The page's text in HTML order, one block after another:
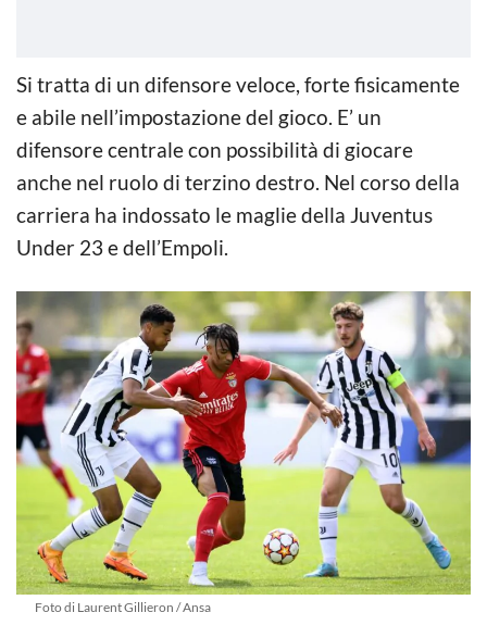
Si tratta di un difensore veloce, forte fisicamente
e abile nell’impostazione del gioco. E’ un
difensore centrale con possibilità di giocare
anche nel ruolo di terzino destro. Nel corso della
carriera ha indossato le maglie della Juventus
Under 23 e dell’Empoli.
Foto di Laurent Gillieron / Ansa